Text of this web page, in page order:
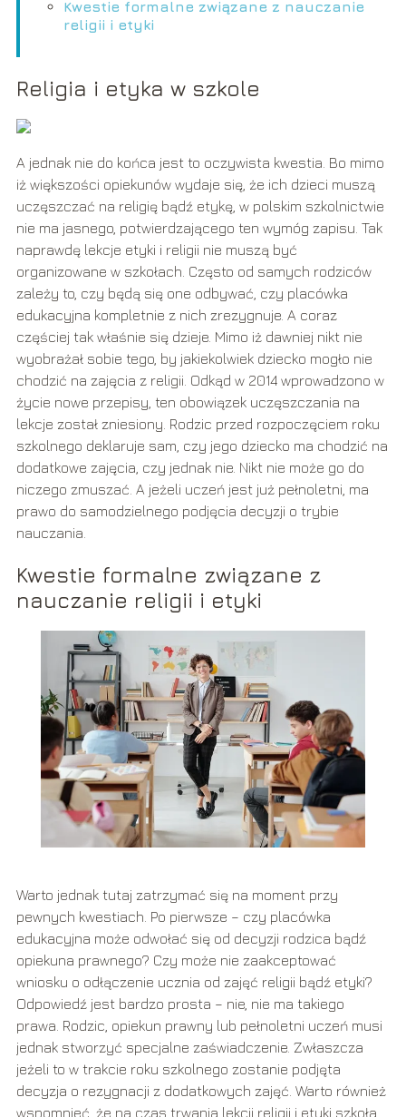
Kwestie formalne związane z nauczanie
religii i etyki
Religia i etyka w szkole
A jednak nie do końca jest to oczywista kwestia. Bo mimo
iż większości opiekunów wydaje się, że ich dzieci muszą
uczęszczać na religię bądź etykę, w polskim szkolnictwie
nie ma jasnego, potwierdzającego ten wymóg zapisu. Tak
naprawdę lekcje etyki i religii nie muszą być
organizowane w szkołach. Często od samych rodziców
zależy to, czy będą się one odbywać, czy placówka
edukacyjna kompletnie z nich zrezygnuje. A coraz
częściej tak właśnie się dzieje. Mimo iż dawniej nikt nie
wyobrażał sobie tego, by jakiekolwiek dziecko mogło nie
chodzić na zajęcia z religii. Odkąd w 2014 wprowadzono w
życie nowe przepisy, ten obowiązek uczęszczania na
lekcje został zniesiony. Rodzic przed rozpoczęciem roku
szkolnego deklaruje sam, czy jego dziecko ma chodzić na
dodatkowe zajęcia, czy jednak nie. Nikt nie może go do
niczego zmuszać. A jeżeli uczeń jest już pełnoletni, ma
prawo do samodzielnego podjęcia decyzji o trybie
nauczania.
Kwestie formalne związane z
nauczanie religii i etyki
Warto jednak tutaj zatrzymać się na moment przy
pewnych kwestiach. Po pierwsze – czy placówka
edukacyjna może odwołać się od decyzji rodzica bądź
opiekuna prawnego? Czy może nie zaakceptować
wniosku o odłączenie ucznia od zajęć religii bądź etyki?
Odpowiedź jest bardzo prosta – nie, nie ma takiego
prawa. Rodzic, opiekun prawny lub pełnoletni uczeń musi
jednak stworzyć specjalne zaświadczenie. Zwłaszcza
jeżeli to w trakcie roku szkolnego zostanie podjęta
decyzja o rezygnacji z dodatkowych zajęć. Warto również
wspomnieć, że na czas trwania lekcji religii i etyki szkoła